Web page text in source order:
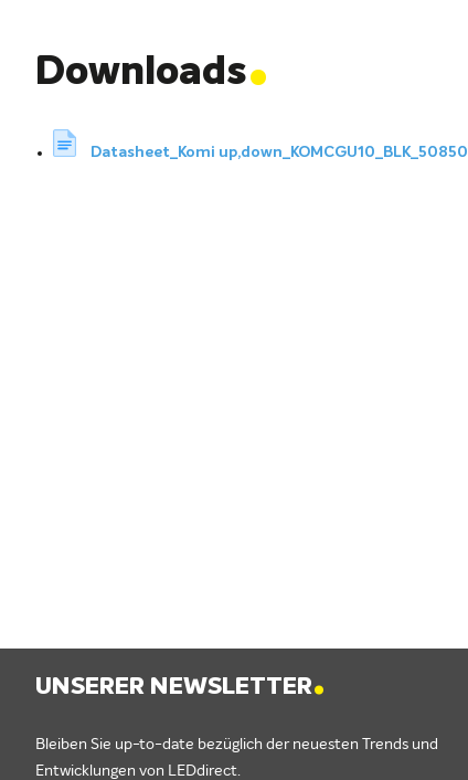
Downloads.
Datasheet_Komi
UNSERER NEWSLETTER.
Bleiben Sie up-to-date bezüglich der neuesten Trends und
Entwicklungen von LEDdirect.